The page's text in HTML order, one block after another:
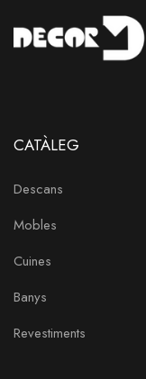
CATÀLEG
Descans
Mobles
Cuines
Banys
Revestiments